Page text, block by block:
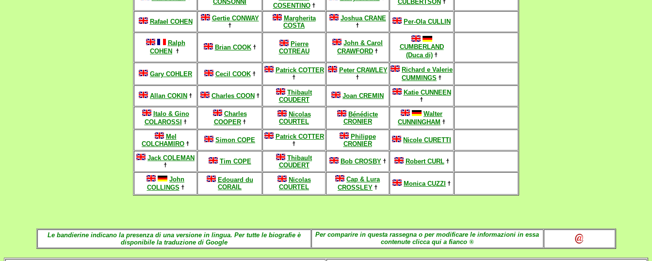
CONSONNI
COSENTINO ϯ
CULBERTSON ϯ
Rafael COHEN Gertie CONWAY
ϯ
Margherita
COSTA
Joshua CRANE
ϯ
Per-Ola CULLIN
Ralph
COHEN
ϯ
Brian COOK ϯ
Pierre
COTREAU
John & Carol
CRAWFORD ϯ
CUMBERLAND
(Duca di) ϯ
Gary COHLER Cecil COOK ϯ
Patrick COTTER
ϯ
Peter CRAWLEY
ϯ
Richard e Valerie
CUMMINGS ϯ
Allan COKIN ϯ Charles COON ϯ
Thibault
COUDERT
Joan CREMIN Katie CUNNEEN
ϯ
Italo & Gino
COLAROSSI ϯ
Charles
COOPER ϯ
Nicolas
COURTEL
Bénédicte
CRONIER
Walter
CUNNINGHAM ϯ
Mel
COLCHAMIRO ϯ
Simon COPE
Patrick COTTER
ϯ
Philippe
CRONIER
Nicole CURETTI
Jack COLEMAN
ϯ
Tim COPE
Thibault
COUDERT
Bob CROSBY ϯ Robert CURL ϯ
John
COLLINGS ϯ
Edouard du
CORAIL
Nicolas
COURTEL
Cap & Lura
CROSSLEY ϯ
Monica CUZZI ϯ
Le bandierine indicano la presenza di una versione in lingua. Per tutte le biografie è
disponibile la traduzione di Google
Per comparire in questa rassegna o per modificare le informazioni in essa
contenute clicca qui a fianco ®